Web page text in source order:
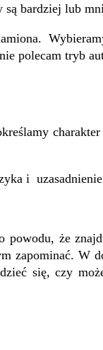
bardziej lub
polecam tryb
i
że
zapominać. W
się, czy